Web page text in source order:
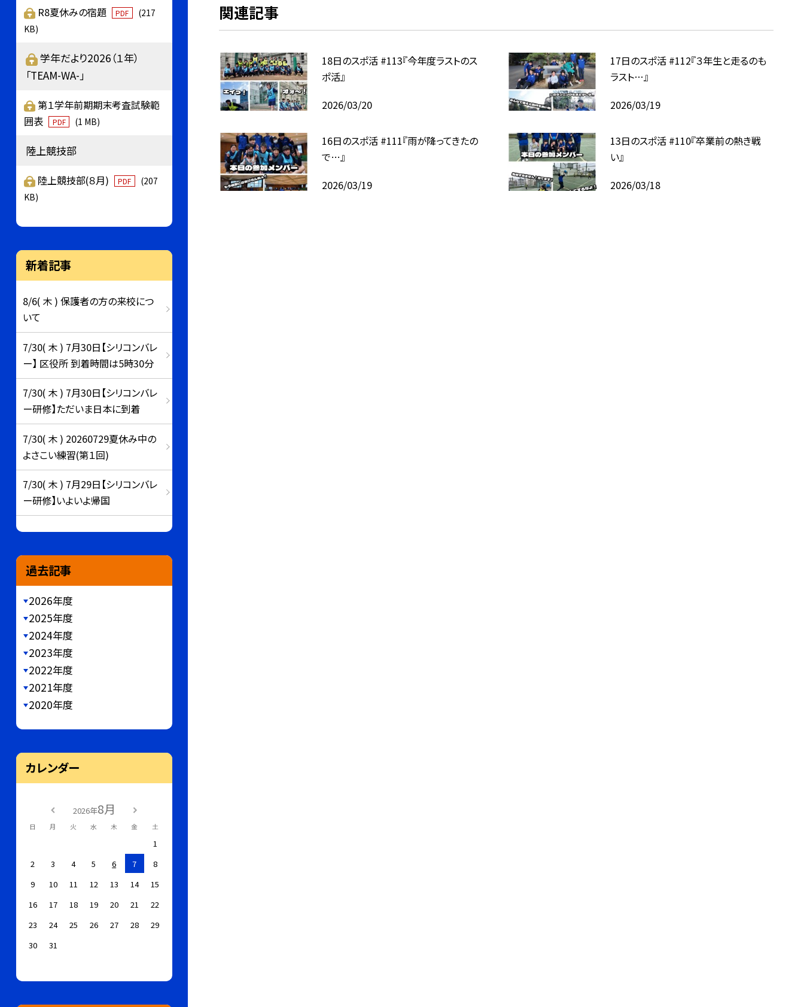
関連記事
18日のスポ活 #113『今年度ラストのス
ポ活』
2026/03/20
17日のスポ活 #112『３年生と走るのも
ラスト…』
2026/03/19
16日のスポ活 #111『雨が降ってきたの
で…』
2026/03/19
13日のスポ活 #110『卒業前の熱き戦
い』
2026/03/18
R8夏休みの宿題 PDF
(217
KB)
学年だより2026（１年）
「TEAM-WA-」
第１学年前期期末考査試験範
囲表
PDF (1 MB)
陸上競技部
陸上競技部(８月) PDF
(207
KB)
新着記事
8/6( 木 ) 保護者の方の来校につ
いて
7/30( 木 ) 7月30日【シリコンバレ
ー】 区役所 到着時間は5時30分
7/30( 木 ) 7月30日【シリコンバレ
ー研修】ただいま日本に到着
7/30( 木 ) 20260729夏休み中の
よさこい練習(第１回)
7/30( 木 ) 7月29日【シリコンバレ
ー研修】いよいよ帰国
過去記事
2026年度
2025年度
2024年度
2023年度
2022年度
2021年度
2020年度
カレンダー
2026年8月
日 月 火 水 木 金 土
1
2
3 4 5 6 7
8
9
10 11 12 13 14
15
16
17 18 19 20 21
22
23
24 25 26 27 28
29
30
31